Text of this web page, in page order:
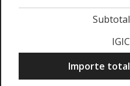
Subtotal
IGIC
Importe total